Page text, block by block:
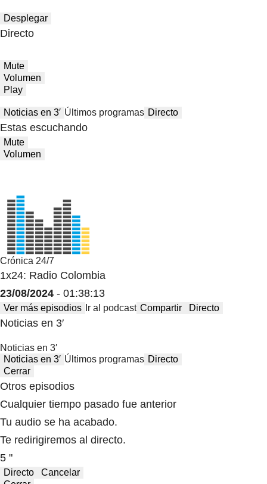
Desplegar
Directo
Mute
Volumen
Play
Noticias en 3′ Últimos programas Directo
Estas escuchando
Mute
Volumen
Crónica 24/7
1x24: Radio Colombia
23/08/2024 - 01:38:13
Ver más episodios Ir al podcast Compartir Directo
Noticias en 3′
Noticias en 3′
Noticias en 3′ Últimos programas Directo
Cerrar
Otros episodios
Cualquier tiempo pasado fue anterior
Tu audio se ha acabado.
Te redirigiremos al directo.
5 "
Directo
Cancelar